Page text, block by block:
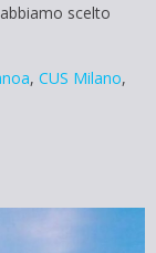
scelto
, CUS Milano,